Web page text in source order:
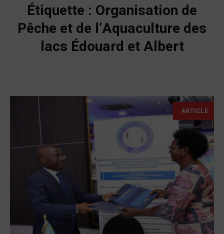
Étiquette : Organisation de
Pêche et de l’Aquaculture des
lacs Édouard et Albert
ARTICLE